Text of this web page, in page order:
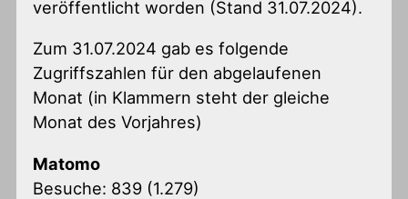
veröffentlicht worden (Stand 31.07.2024).
Zum 31.07.2024 gab es folgende
Zugriffszahlen für den abgelaufenen
Monat (in Klammern steht der gleiche
Monat des Vorjahres)
Matomo
Besuche: 839 (1.279)